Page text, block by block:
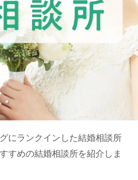
にランクインした結婚相談所
すめの結婚相談所を紹介しま